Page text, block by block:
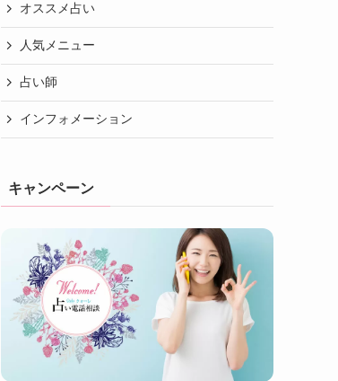
オススメ占い
人気メニュー
占い師
インフォメーション
キャンペーン